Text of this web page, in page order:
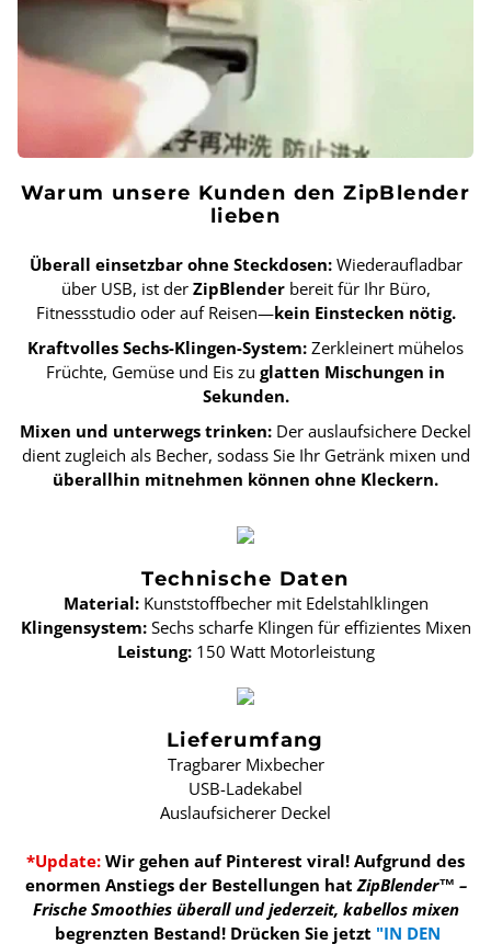
Warum unsere Kunden den ZipBlender
lieben
Überall einsetzbar ohne Steckdosen:Wiederaufladbar
über USB, ist der ZipBlenderbereit für Ihr Büro,
Fitnessstudio oder auf Reisen—kein Einstecken nötig.
Kraftvolles Sechs-Klingen-System: Zerkleinert mühelos
Früchte, Gemüse und Eis zu glatten Mischungen in
Sekunden.
Mixen und unterwegs trinken: Der auslaufsichere Deckel
dient zugleich als Becher, sodass Sie Ihr Getränk mixen und
überallhin mitnehmen können ohne Kleckern.
Technische Daten
Material:Kunststoffbecher mit Edelstahlklingen
Klingensystem:Sechs scharfe Klingen für effizientes Mixen
Leistung:150 Watt Motorleistung
Lieferumfang
Tragbarer Mixbecher
USB-Ladekabel
Auslaufsicherer Deckel
*Update: Wir gehen auf Pinterest viral! Aufgrund des
enormen Anstiegs der Bestellungen hatZipBlender™ –
Frische Smoothies überall und jederzeit, kabellos mixen
begrenzten Bestand! Drücken Sie jetzt "IN DEN